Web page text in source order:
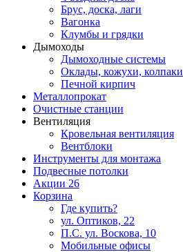
Брус, доска, лаги
Вагонка
Клумбы и грядки
Дымоходы
Дымоходные системы
Оклады, кожухи, колпаки
Печной кирпич
Металлопрокат
Очистные станции
Вентиляция
Кровельная вентиляция
Вентблоки
Инструменты для монтажа
Подвесные потолки
Акции 26
Корзина
Где купить?
ул. Оптиков, 22
П.С. ул. Воскова, 10
Мобильные офисы